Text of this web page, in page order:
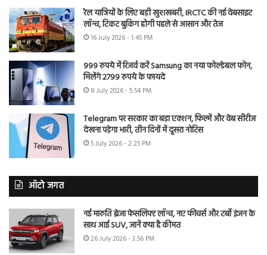
रेल यात्रियों के लिए बड़ी खुशखबरी, IRCTC की नई वेबसाइट
लॉन्च, टिकट बुकिंग होगी पहले से आसान और तेज
16 July 2026 - 1:45 PM
999 रुपये में रिजर्व करें Samsung का नया फोल्डेबल फोन,
मिलेंगे 2799 रुपये के फायदे
8 July 2026 - 5:54 PM
Telegram पर सरकार का बड़ा एक्शन, फिल्में और वेब सीरीज
देखना पड़ेगा भारी, तीन दिनों में दूसरा नोटिस
5 July 2026 - 2:25 PM
ऑटो जगत
नई मारुति ब्रेजा फेसलिफ्ट लॉन्च, नए फीचर्स और टर्बो इंजन के
साथ आई SUV, जानें क्या है कीमत
26 July 2026 - 3:56 PM